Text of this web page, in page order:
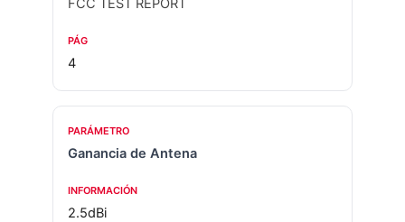
4
Ganancia de Antena
2.5dBi